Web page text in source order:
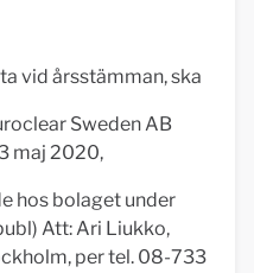
vid årsstämman, ska
Sweden AB
maj 2020,
hos bolaget under
Att: Ari Liukko,
per tel. 08-733